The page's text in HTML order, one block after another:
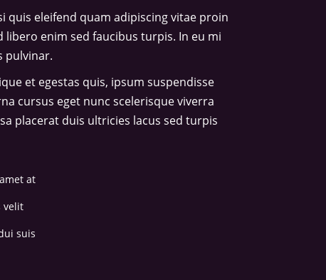
quis eleifend quam adipiscing vitae proin
enim sed faucibus turpis. In eu mi
pulvinar.
et egestas quis, ipsum suspendisse
cursus eget nunc scelerisque viverra
placerat duis ultricies lacus sed turpis
at
velit
suis